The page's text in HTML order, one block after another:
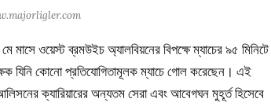
ওয়েস্ট ব্রমউইচ অ্যালবিয়নের বিপক্ষে ম্যাচের ৯৫ মিনিটে
যিনি কোনো প্রতিযোগিতামূলক ম্যাচে গোল করেছেন। এই
ক্যারিয়ারের অন্যতম সেরা এবং আবেগঘন মুহূর্ত হিসেবে